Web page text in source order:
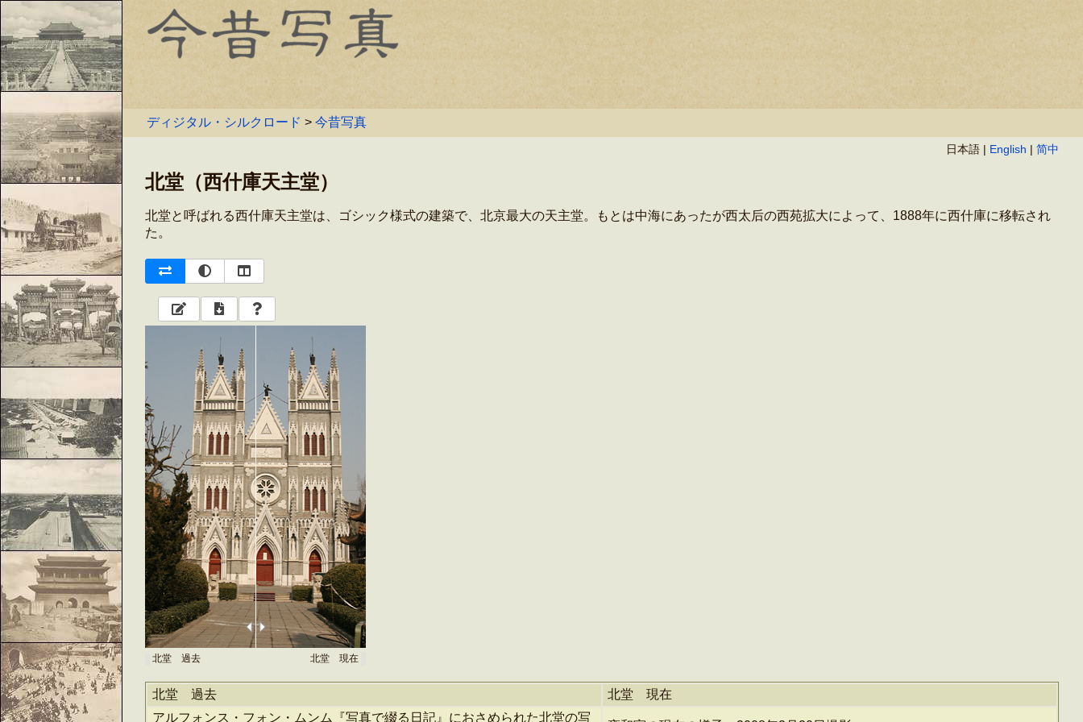
ディジタル・シルクロード > 今昔写真
日本語 | English 简中
北堂（西什庫天主堂）
北堂と呼ばれる西什庫天主堂は、ゴシック様式の建築で、北京最大の天主堂。もとは中海にあったが西太后の西苑拡大によって、1888年に西什庫に移転され
た。
北堂 過去 北堂 現在
北堂 過去
北堂 現在
アルフォンス・フォン・ムンム『写真で綴る日記』におさめられた北堂の写